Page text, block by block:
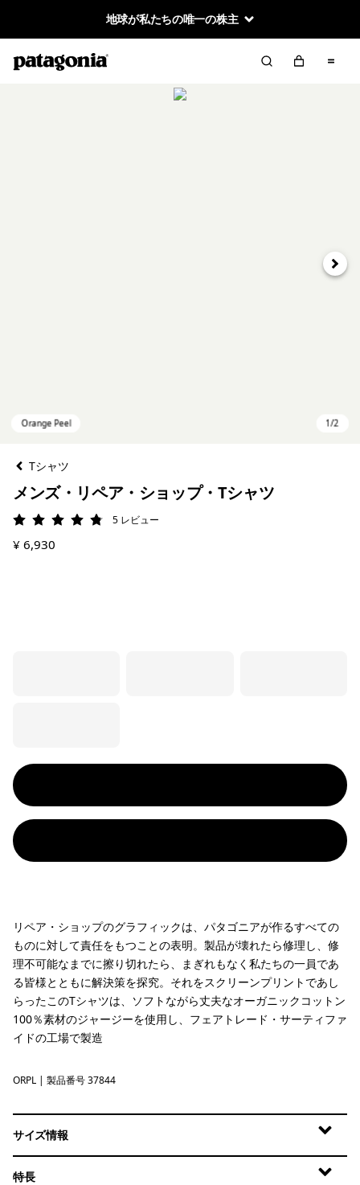
地球が私たちの唯一の株主
次へ
Tシャツ
メンズ・リペア・ショップ・Tシャツ
評価: 4.8 / 5
5 レビュー
¥ 6,930
リペア・ショップのグラフィックは、パタゴニアが作るすべての
ものに対して責任をもつことの表明。製品が壊れたら修理し、修
理不可能なまでに擦り切れたら、まぎれもなく私たちの一員であ
る皆様とともに解決策を探究。それをスクリーンプリントであし
らったこのTシャツは、ソフトながら丈夫なオーガニックコットン
100％素材のジャージーを使用し、フェアトレード・サーティファ
イドの工場で製造
Orange Peel
ORPL | 製品番号 37844
サイズ情報
特長